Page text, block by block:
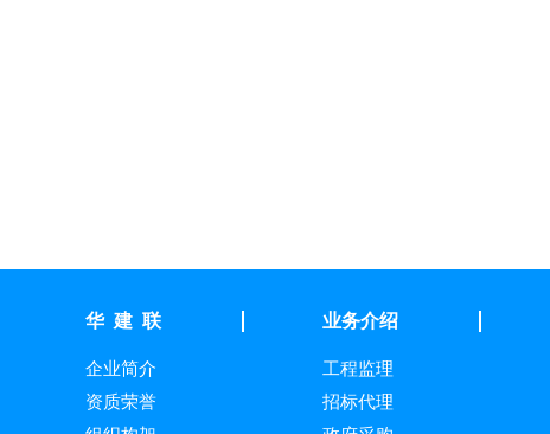
华 建 联
企业简介
资质荣誉
业务介绍
工程监理
招标代理